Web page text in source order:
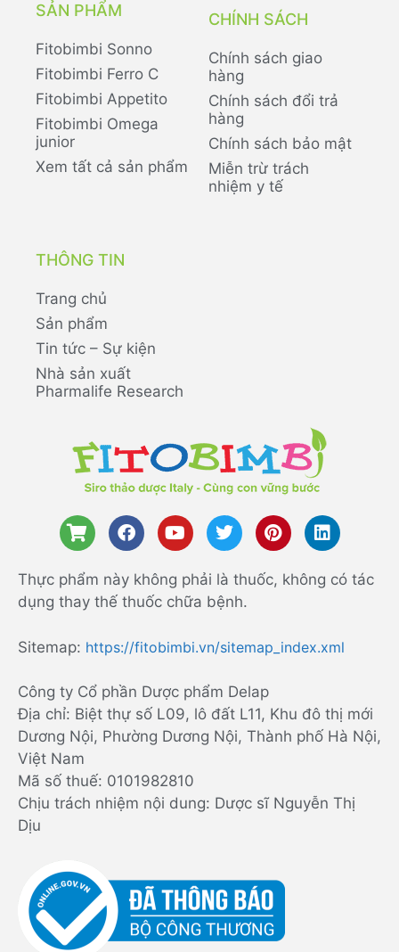
SẢN PHẨM
Fitobimbi Sonno
Fitobimbi Ferro C
Fitobimbi Appetito
Fitobimbi Omega
junior
Xem tất cả sản phẩm
CHÍNH SÁCH
Chính sách giao
hàng
Chính sách đổi trả
hàng
Chính sách bảo mật
Miễn trừ trách
nhiệm y tế
THÔNG TIN
Trang chủ
Sản phẩm
Tin tức – Sự kiện
Nhà sản xuất
Pharmalife Research
Thực phẩm này không phải là thuốc, không có tác
dụng thay thế thuốc chữa bệnh.
Sitemap: https://fitobimbi.vn/sitemap_index.xml
Công ty Cổ phần Dược phẩm Delap
Địa chỉ: Biệt thự số L09, lô đất L11, Khu đô thị mới
Dương Nội, Phường Dương Nội, Thành phố Hà Nội,
Việt Nam
Mã số thuế: 0101982810
Chịu trách nhiệm nội dung: Dược sĩ Nguyễn Thị
Dịu